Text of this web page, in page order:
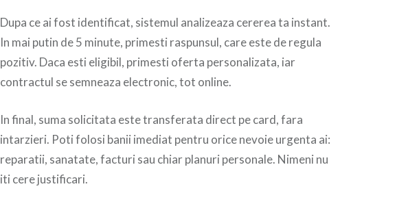
Dupa ce ai fost identificat, sistemul analizeaza cererea ta instant.
In mai putin de 5 minute, primesti raspunsul, care este de regula
pozitiv. Daca esti eligibil, primesti oferta personalizata, iar
contractul se semneaza electronic, tot online.
In final, suma solicitata este transferata direct pe card, fara
intarzieri. Poti folosi banii imediat pentru orice nevoie urgenta ai:
reparatii, sanatate, facturi sau chiar planuri personale. Nimeni nu
iti cere justificari.